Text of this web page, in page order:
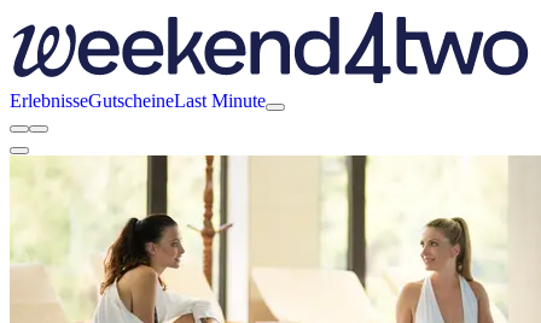
ErlebnisseGutscheineLast Minute